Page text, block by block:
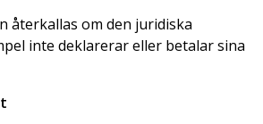
återkallas om den juridiska
inte deklarerar eller betalar sina